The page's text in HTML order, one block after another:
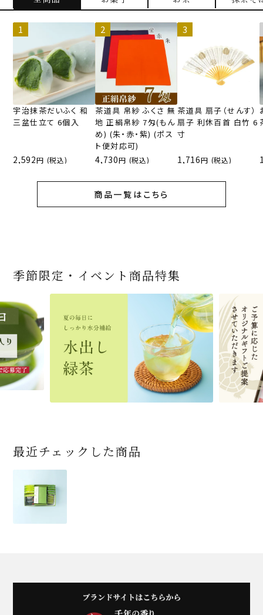
宇治抹茶だいふく 和
三盆仕立て 6個入
2,592 (税込)
茶道具 帛紗 ふくさ 無
地 正絹帛紗 7匁(もん
め) (朱・赤・紫) (ポス
ト便対応可)
4,730 (税込)
茶道具 扇子（せんす）
扇子 利休百首 白竹 6
寸
1,716 (税込)
商品一覧はこちら
宇治抹茶だいふく 和
三盆仕立て 6個入
2,592 (税込)
お茶屋の京都 宇治抹
1,743 (税込)
近江米と日本酒の「み
ずかがみ」パウンドケ
ーキ（カット）-単品-
540 (税込)
商品一覧はこちら
緑茶ティーパック（セ
ンパックシリーズ） 5g
×50袋
864 (税込)
ありがとう メッセージ
付き緑茶ティーバッグ
410 (税込)
【季節限定】水出し緑
茶詰合せ 気軽に愉し
むセット
1,420 (税込)
商品一覧はこちら
宇治抹茶そば3袋・そ
ばつゆ6袋（6人前）セ
ット 化粧箱（カート
ン/ギフトボックス）
3,032 (税込)
宇治抹茶そば２袋・そ
2,278 (税込)
【送料込み】宇治抹茶
そば160ｇ×2袋（4人
前）＋特撰そばつゆ4
個（ポスト便）
2,028 (税込)
商品一覧はこちら
老舗茶舗の宇治抹茶
かすていらと宇治冠煎
茶の詰合せ
4,112 (税込)
宇治抹茶焼き菓子詰
4,511 (税込)
老舗茶舗のひやひやス
イーツセット 3種6個
3,356 (税込)
商品一覧はこちら
茶道具 帛紗 ふくさ 無
地 正絹帛紗 7匁(もん
め) (朱・赤・紫) (ポス
ト便対応可)
4,730 (税込)
茶道具 扇子（せんす）
扇子 利休百首 白竹 6
1,716 (税込)
おとなのお稽古セット
女子用 裏千家 茶道具
16,500 (税込)
商品一覧はこちら
季節限定・イベント商品特集
最近チェックした商品